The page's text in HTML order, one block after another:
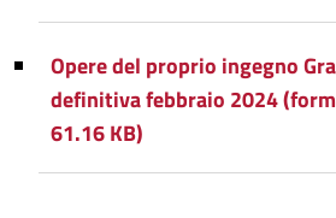
Opere del proprio ingegno
definitiva febbraio 2024
61.16 KB)